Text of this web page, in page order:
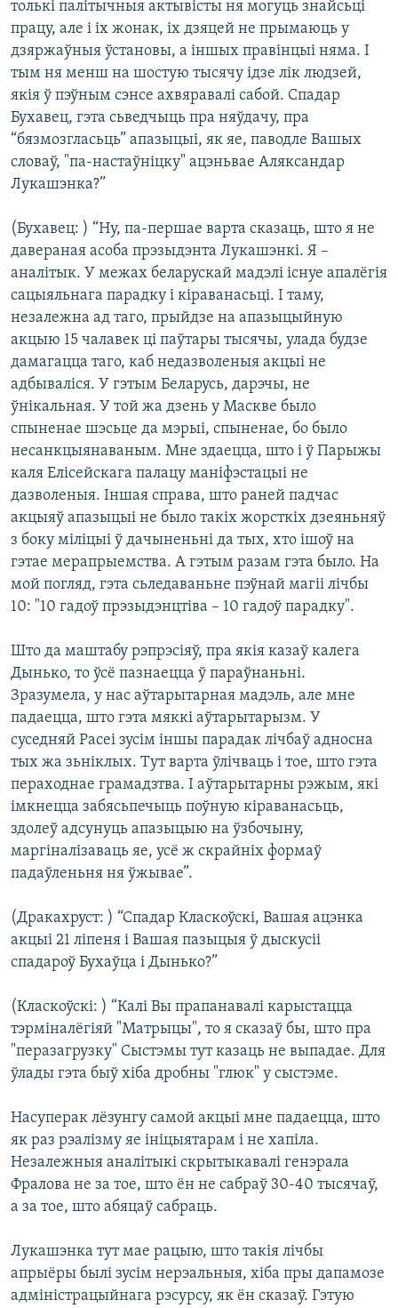
толькі палітычныя актывісты ня могуць знайсьці
працу, але і іх жонак, іх дзяцей не прымаюць у
дзяржаўныя ўстановы, а іншых правінцыі няма. І
тым ня менш на шостую тысячу ідзе лік людзей,
якія ў пэўным сэнсе ахвяравалі сабой. Спадар
Бухавец, гэта сьведчыць пра няўдачу, пра
“бязмозгласьць” апазыцыі, як яе, паводле Вашых
словаў, "па-настаўніцку" ацэньвае Аляксандар
Лукашэнка?”
(Бухавец: ) “Ну, па-першае варта сказаць, што я не
давераная асоба прэзыдэнта Лукашэнкі. Я –
аналітык. У межах беларускай мадэлі існуе апалёгія
сацыяльнага парадку і кіраванасьці. І таму,
незалежна ад таго, прыйдзе на апазыцыйную
акцыю 15 чалавек ці паўтары тысячы, улада будзе
дамагацца таго, каб недазволеныя акцыі не
адбываліся. У гэтым Беларусь, дарэчы, не
ўнікальная. У той жа дзень у Маскве было
спыненае шэсьце да мэрыі, спыненае, бо было
несанкцыянаваным. Мне здаецца, што і ў Парыжы
каля Елісейскага палацу маніфэстацыі не
дазволеныя. Іншая справа, што раней падчас
акцыяў апазыцыі не было такіх жорсткіх дзеяньняў
з боку міліцыі ў дачыненьні да тых, хто ішоў на
гэтае мерапрыемства. А гэтым разам гэта было. На
мой погляд, гэта сьледаваньне пэўнай магіі лічбы
10: "10 гадоў прэзыдэнцтіва – 10 гадоў парадку".
Што да маштабу рэпрэсіяў, пра якія казаў калега
Дынько, то ўсё пазнаецца ў параўнаньні.
Зразумела, у нас аўтарытарная мадэль, але мне
падаецца, што гэта мяккі аўтарытарызм. У
суседняй Расеі зусім іншы парадак лічбаў адносна
тых жа зьніклых. Тут варта ўлічваць і тое, што гэта
пераходнае грамадзтва. І аўтарытарны рэжым, які
імкнецца забясьпечыць поўную кіраванасьць,
здолеў адсунуць апазыцыю на ўзбочыну,
маргіналізаваць яе, усё ж скрайніх формаў
падаўленьня ня ўжывае”.
(Дракахруст: ) “Спадар Класкоўскі, Вашая ацэнка
акцыі 21 ліпеня і Вашая пазыцыя ў дыскусіі
спадароў Бухаўца і Дынько?”
(Класкоўскі: ) “Калі Вы прапанавалі карыстацца
тэрміналёгіяй "Матрыцы", то я сказаў бы, што пра
"перазагрузку" Сыстэмы тут казаць не выпадае. Для
ўлады гэта быў хіба дробны "глюк" у сыстэме.
Насуперак лёзунгу самой акцыі мне падаецца, што
як раз рэалізму яе ініцыятарам і не хапіла.
Незалежныя аналітыкі скрытыкавалі генэрала
Фралова не за тое, што ён не сабраў 30-40 тысячаў,
а за тое, што абяцаў сабраць.
Лукашэнка тут мае рацыю, што такія лічбы
апрыёры былі зусім нерэальныя, хіба пры дапамозе
адміністрацыйнага рэсурсу, як ён сказаў. Гэтую